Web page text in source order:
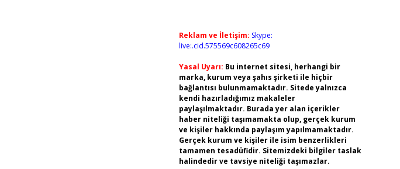
Reklam ve İletişim: Skype:
live:.cid.575569c608265c69
Yasal Uyarı: Bu internet sitesi, herhangi bir
marka, kurum veya şahıs şirketi ile hiçbir
bağlantısı bulunmamaktadır. Sitede yalnızca
kendi hazırladığımız makaleler
paylaşılmaktadır. Burada yer alan içerikler
haber niteliği taşımamakta olup, gerçek kurum
ve kişiler hakkında paylaşım yapılmamaktadır.
Gerçek kurum ve kişiler ile isim benzerlikleri
tamamen tesadüfidir. Sitemizdeki bilgiler taslak
halindedir ve tavsiye niteliği taşımazlar.